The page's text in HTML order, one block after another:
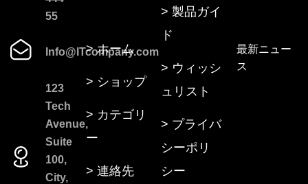
55
Info@ITcompany.com
123
Tech
Avenue,
Suite
100,
City,
> ホーム
> ショップ
> カテゴリ
ー
> 連絡先
> 製品ガイ
ド
> ウィッシ
ュリスト
> プライバ
シーポリ
シー
最新ニュー
ス